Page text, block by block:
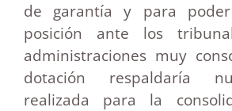
de garantía y para
posición ante los
administraciones muy
dotación respaldaría
realizada para la